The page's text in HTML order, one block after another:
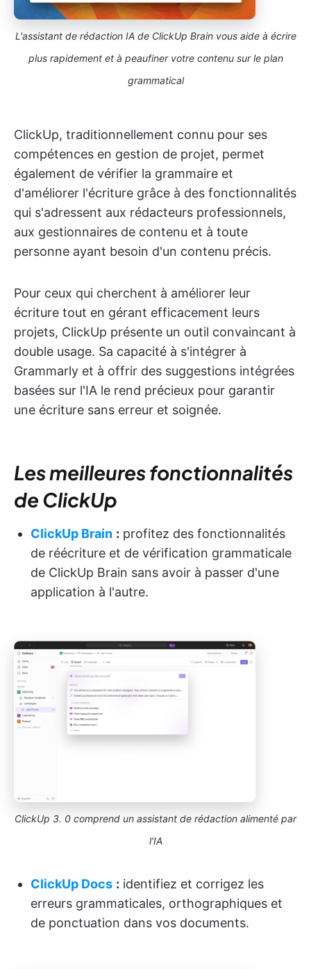
L'assistant de rédaction IA de ClickUp Brain vous aide à écrire
plus rapidement et à peaufiner votre contenu sur le plan
grammatical
ClickUp, traditionnellement connu pour ses
compétences en gestion de projet, permet
également de vérifier la grammaire et
d'améliorer l'écriture grâce à des fonctionnalités
qui s'adressent aux rédacteurs professionnels,
aux gestionnaires de contenu et à toute
personne ayant besoin d'un contenu précis.
Pour ceux qui cherchent à améliorer leur
écriture tout en gérant efficacement leurs
projets, ClickUp présente un outil convaincant à
double usage. Sa capacité à s'intégrer à
Grammarly et à offrir des suggestions intégrées
basées sur l'IA le rend précieux pour garantir
une écriture sans erreur et soignée.
Les meilleures fonctionnalités
de ClickUp
ClickUp Brain : profitez des fonctionnalités
de réécriture et de vérification grammaticale
de ClickUp Brain sans avoir à passer d'une
application à l'autre.
ClickUp 3. 0 comprend un assistant de rédaction alimenté par
l'IA
ClickUp Docs : identifiez et corrigez les
erreurs grammaticales, orthographiques et
de ponctuation dans vos documents.